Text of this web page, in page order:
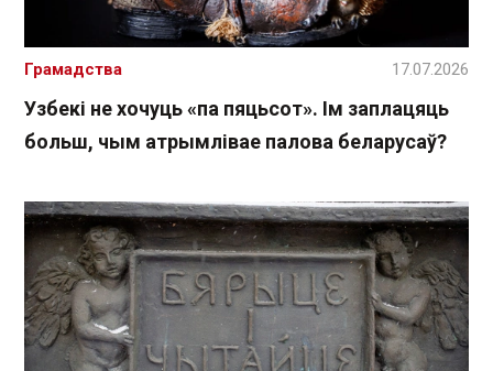
Узбекі не хочуць «па пяцьсот». Ім заплацяць
больш, чым атрымлівае палова беларусаў?
Грамадства 17.07.2026